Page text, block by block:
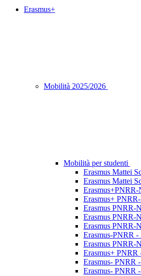
Erasmus+
Mobilità 2025/2026
Mobilità per studenti
Erasmus Mattei
Erasmus Mattei
Erasmus+PNRR-
Erasmus+
Erasmus PNRR-
Erasmus PNRR-
Erasmus PNRR-
Erasmus-PNRR
Erasmus PNRR-
Erasmus+ PNRR
Erasmus- PNRR
Erasmus- PNRR